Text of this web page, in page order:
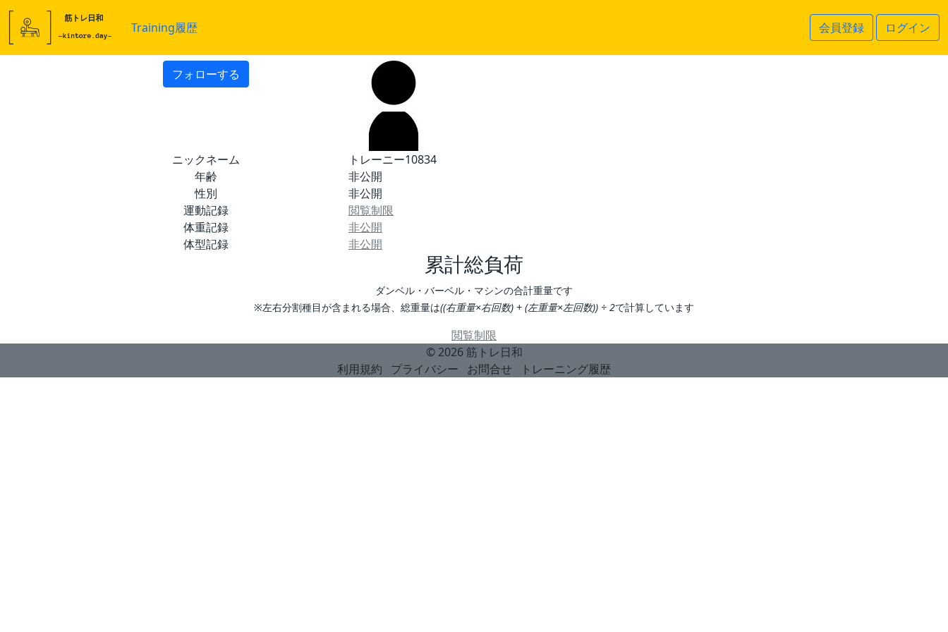
Training履歴 会員登録 ログイン
フォローする
ニックネーム
トレーニー10834
年齢
非公開
性別
非公開
運動記録
閲覧制限
体重記録
非公開
体型記録
非公開
累計総負荷
ダンベル・バーベル・マシンの合計重量です
※左右分割種目が含まれる場合、総重量は((右重量×右回数) + (左重量×左回数)) ÷ 2で計算しています
閲覧制限
© 2026 筋トレ日和
利用規約
プライバシー お問合せ トレーニング履歴